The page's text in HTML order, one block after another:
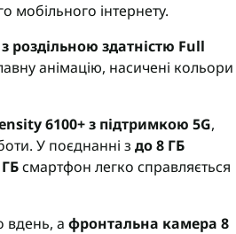
мобільного інтернету.
роздільною здатністю Full
анімацію, насичені кольори
6100+ з підтримкою 5G,
У поєднанні з до 8 ГБ
смартфон легко справляється
вдень, а фронтальна камера 8